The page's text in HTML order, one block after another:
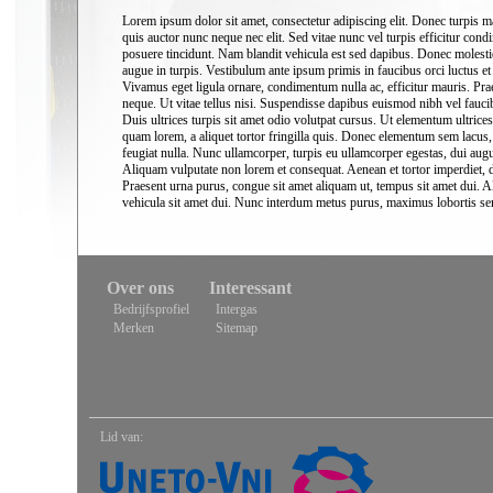
Lorem ipsum dolor sit amet, consectetur adipiscing elit. Donec turpis
quis auctor nunc neque nec elit. Sed vitae nunc vel turpis efficitur
posuere tincidunt. Nam blandit vehicula est sed dapibus. Donec
augue in turpis. Vestibulum ante ipsum primis in faucibus orci luctus
Vivamus eget ligula ornare, condimentum nulla ac, efficitur mauris.
neque. Ut vitae tellus nisi. Suspendisse dapibus euismod nibh vel
Duis ultrices turpis sit amet odio volutpat cursus. Ut elementum
quam lorem, a aliquet tortor fringilla quis. Donec elementum sem
feugiat nulla. Nunc ullamcorper, turpis eu ullamcorper egestas, dui
Aliquam vulputate non lorem et consequat. Aenean et tortor
Praesent urna purus, congue sit amet aliquam ut, tempus sit amet
vehicula sit amet dui. Nunc interdum metus purus, maximus lobortis
Over ons
Bedrijfsprofiel
Merken
Interessant
Intergas
Sitemap
Lid van: